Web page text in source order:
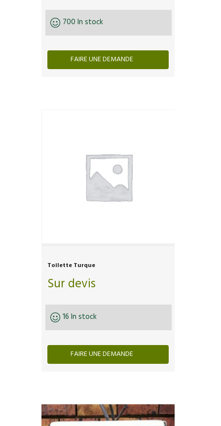
700 In stock
FAIRE UNE DEMANDE
Toilette Turque
Sur devis
16 In stock
FAIRE UNE DEMANDE